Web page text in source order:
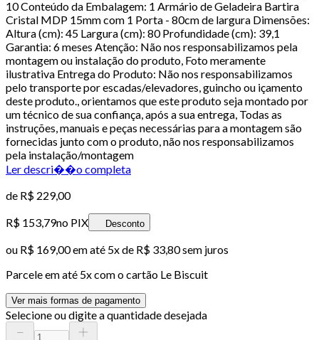
10 Conteúdo da Embalagem: 1 Armário de Geladeira Bartira
Cristal MDP 15mm com 1 Porta - 80cm de largura Dimensões:
Altura (cm): 45 Largura (cm): 80 Profundidade (cm): 39,1
Garantia: 6 meses Atenção: Não nos responsabilizamos pela
montagem ou instalação do produto, Foto meramente
ilustrativa Entrega do Produto: Não nos responsabilizamos
pelo transporte por escadas/elevadores, guincho ou içamento
deste produto., orientamos que este produto seja montado por
um técnico de sua confiança, após a sua entrega, Todas as
instruções, manuais e peças necessárias para a montagem são
fornecidas junto com o produto, não nos responsabilizamos
pela instalação/montagem
Ler descri��o completa
de R$ 229,00
R$ 153,79no PIX Desconto
ou R$ 169,00em até 5x de R$ 33,80 sem juros
Parcele em até 5x com o cartão Le Biscuit
Ver mais formas de pagamento
Selecione ou digite a quantidade desejada